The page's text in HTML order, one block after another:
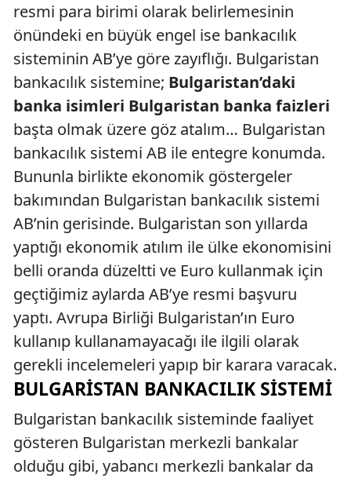
resmi para birimi olarak belirlemesinin
önündeki en büyük engel ise bankacılık
sisteminin AB’ye göre zayıflığı. Bulgaristan
bankacılık sistemine; Bulgaristan’daki
banka isimleri Bulgaristan banka faizleri
başta olmak üzere göz atalım… Bulgaristan
bankacılık sistemi AB ile entegre konumda.
Bununla birlikte ekonomik göstergeler
bakımından Bulgaristan bankacılık sistemi
AB’nin gerisinde. Bulgaristan son yıllarda
yaptığı ekonomik atılım ile ülke ekonomisini
belli oranda düzeltti ve Euro kullanmak için
geçtiğimiz aylarda AB’ye resmi başvuru
yaptı. Avrupa Birliği Bulgaristan’ın Euro
kullanıp kullanamayacağı ile ilgili olarak
gerekli incelemeleri yapıp bir karara varacak.
BULGARISTAN BANKACILIK SISTEMI
Bulgaristan bankacılık sisteminde faaliyet
gösteren Bulgaristan merkezli bankalar
olduğu gibi, yabancı merkezli bankalar da